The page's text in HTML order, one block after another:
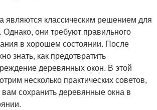
являются классическим решением для
они требуют правильного
в хорошем состоянии. После
знать, как предотвратить
деревянных окон. В этой
несколько практических советов,
вам сохранить деревянные окна в